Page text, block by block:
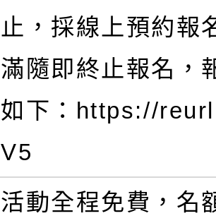
止，採線上預約報
滿隨即終止報名，
如下：https://
V5
活動全程免費，名